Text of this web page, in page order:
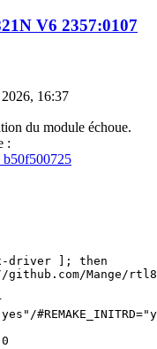
V6 2357:0107
16:37
du module échoue.
:
b50f500725